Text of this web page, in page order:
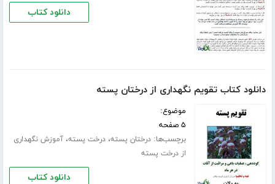
دانلود کتاب
دانلود کتاب تقویم نگهداری از درختان پسته
موضوع:
۵ صفحه
برچسب‌ها:درختان پسته،درخت پسته،آموزش نگهداری
از درخت پسته
دانلود کتاب